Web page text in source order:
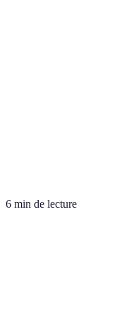
6 min de lecture